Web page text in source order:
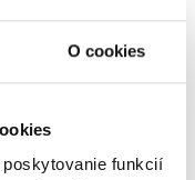
O cookies
funkcií